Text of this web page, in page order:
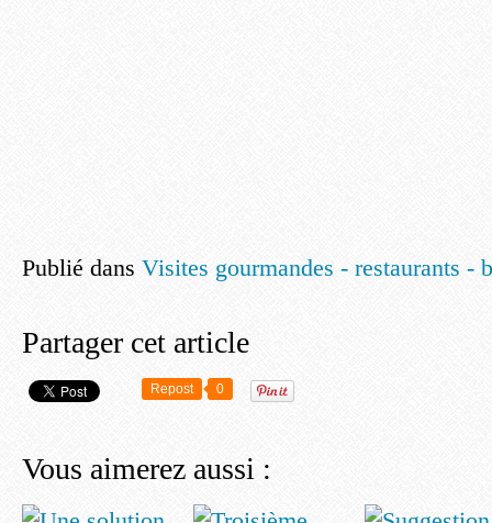
Publié dans Visites gourmandes - restaurants -
Partager cet article
Repost 0
Vous aimerez aussi :